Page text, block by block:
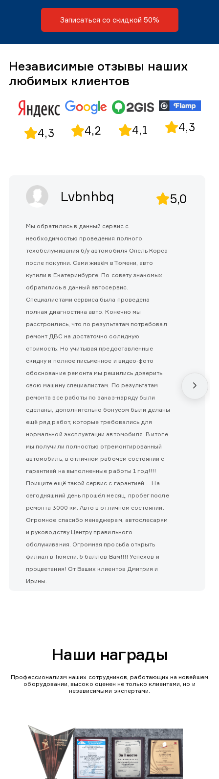
Записаться со скидкой 50%
Независимые отзывы наших
любимых клиентов
4,3 4,2 4,1 4,3
Lvbnhbq 5,0
Мы обратились в данный сервис с
необходимостью проведения полного
техобслуживания б/у автомобиля Опель Корса
после покупки. Сами живём в Тюмени, авто
купили в Екатеринбурге. По совету знакомых
обратились в данный автосервис.
Специалистами сервиса была проведена
полная диагностика авто. Конечно мы
расстроились, что по результатам потребовал
ремонт ДВС на достаточно солидную
стоимость. Но учитывая предоставленные
скидку и полное письменное и видео-фото
обоснование ремонта мы решились доверить
свою машину специалистам. По результатам
ремонта все работы по заказ-наряду были
сделаны, дополнительно бонусом были деланы
ещё ряд работ, которые требовались для
нормальной эксплуатации автомобиля. В итоге
мы получили полностью отремонтированный
автомобиль, в отличном рабочем состоянии с
гарантией на выполненные работы 1 год!!!!
Поищите ещё такой сервис с гарантией.... На
сегодняшний день прошёл месяц, пробег после
ремонта 3000 км. Авто в отличном состоянии.
Огромное спасибо менеджерам, автослесарям
и руководству Центру правильного
обслуживания. Огромная просьба открыть
филиал в Тюмени. 5 баллов Вам!!!! Успехов и
процветания! От Ваших клиентов Дмитрия и
Ирины.
Наши награды
Профессионализм наших сотрудников, работающих на новейшем
оборудовании, высоко оценен не только клиентами, но и
независимыми экспертами.